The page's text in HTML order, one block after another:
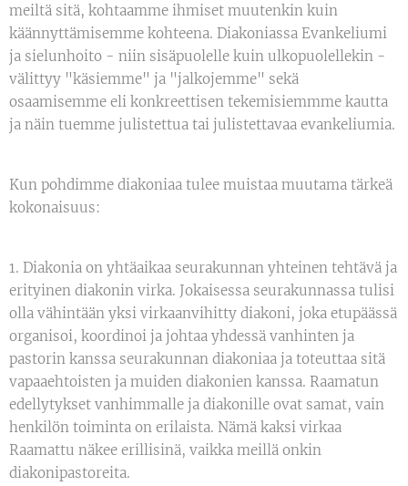
meiltä sitä, kohtaamme ihmiset muutenkin kuin
käännyttämisemme kohteena. Diakoniassa Evankeliumi
ja sielunhoito - niin sisäpuolelle kuin ulkopuolellekin -
välittyy "käsiemme" ja "jalkojemme" sekä
osaamisemme eli konkreettisen tekemisiemmme kautta
ja näin tuemme julistettua tai julistettavaa evankeliumia.
Kun pohdimme diakoniaa tulee muistaa muutama tärkeä
kokonaisuus:
1. Diakonia on yhtäaikaa seurakunnan yhteinen tehtävä ja
erityinen diakonin virka. Jokaisessa seurakunnassa tulisi
olla vähintään yksi virkaanvihitty diakoni, joka etupäässä
organisoi, koordinoi ja johtaa yhdessä vanhinten ja
pastorin kanssa seurakunnan diakoniaa ja toteuttaa sitä
vapaaehtoisten ja muiden diakonien kanssa. Raamatun
edellytykset vanhimmalle ja diakonille ovat samat, vain
henkilön toiminta on erilaista. Nämä kaksi virkaa
Raamattu näkee erillisinä, vaikka meillä onkin
diakonipastoreita.